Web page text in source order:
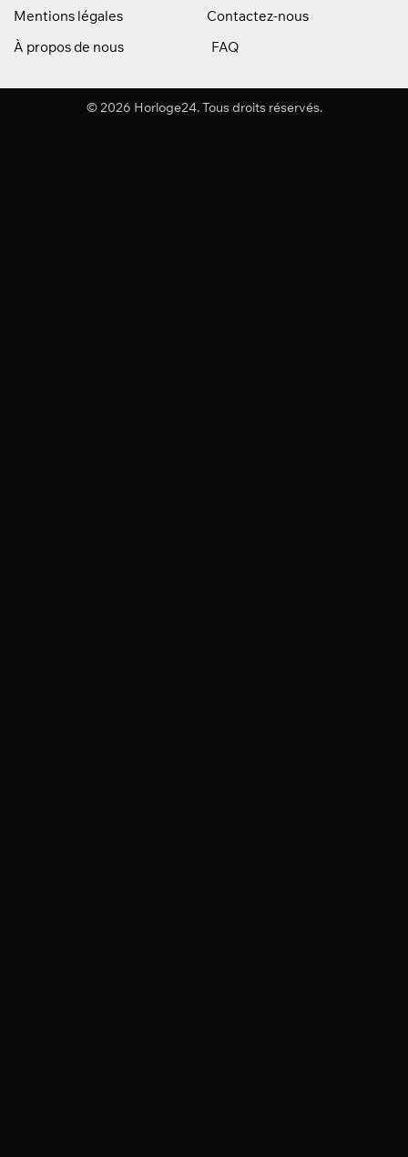
Mentions légales
Contactez-nous
À propos de nous
FAQ
© 2026 Horloge24. Tous droits réservés.